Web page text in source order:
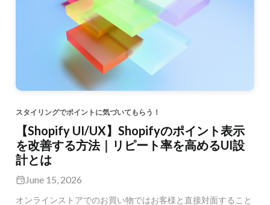
スタイリングでポイントに気づいてもらう！
【Shopify UI/UX】Shopifyのポイント表示
を改善する方法｜リピート率を高めるUI設
計とは
June 15, 2026
オンラインストアでのお買い物ではお客様と直接対面すること